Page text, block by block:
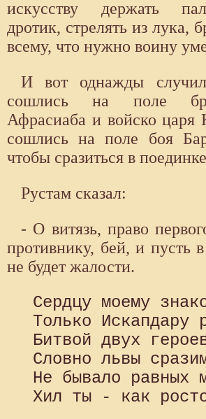
искусству держать
дротик, стрелять из лука,
всему, что нужно воину
И вот однажды
сошлись на поле
Афрасиаба и войско царя
сошлись на поле боя
чтобы сразиться в
Рустам сказал:
- О витязь, право
противнику, бей, и пусть
не будет жалости.
Сердцу моему
Только
Битвой двух
Словно львы
Не бывало